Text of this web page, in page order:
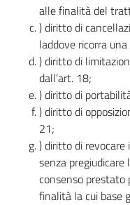
alle finalità del
) diritto di
laddove ricorra
) diritto di
dall’art. 18;
) diritto di
) diritto di
21;
) diritto di
senza
consenso prestato
finalità la cui base